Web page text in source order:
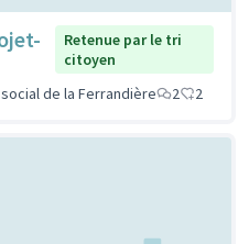
Retenue par le tri
citoyen
de la Ferrandière
2 2